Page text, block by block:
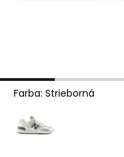
Farba: Strieborná